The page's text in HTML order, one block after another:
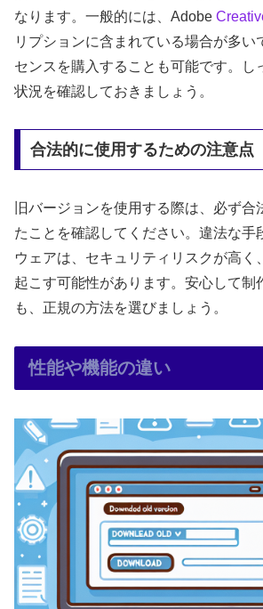
なります。一般的には、Adobe
リプションに含まれている場合が多い
センスを購入することも可能です。し
状況を確認しておきましょう。
合法的に使用するための注意点
旧バージョンを使用する際は、必ず合
たことを確認してください。違法な手
ウェアは、セキュリティリスクが高く
起こす可能性があります。安心して制
も、正規の方法を選びましょう。
性能や機能の違い